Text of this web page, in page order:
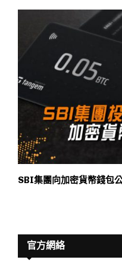
SBI集團向加密貨幣錢包
官方網絡